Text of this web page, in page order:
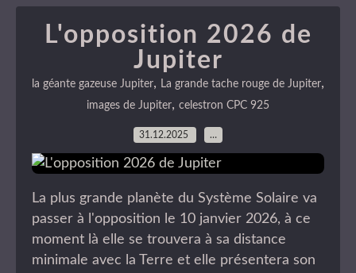
L'opposition 2026 de
Jupiter
la géante gazeuse Jupiter, La grande tache rouge de Jupiter,
images de Jupiter, celestron CPC 925
31.12.2025 …
La plus grande planète du Système Solaire va
passer à l'opposition le 10 janvier 2026, à ce
moment là elle se trouvera à sa distance
minimale avec la Terre et elle présentera son